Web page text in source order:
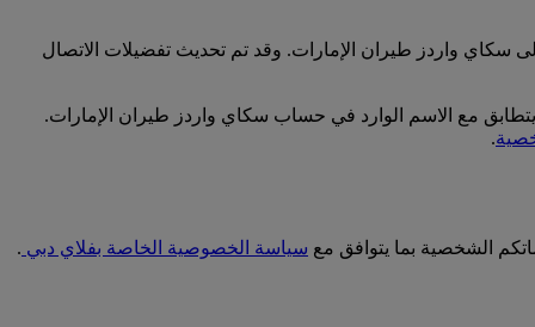
سكاي واردز طيران الإمارات. وقد تم تحديث تفضيلات الاتصال
مع الاسم الوارد في حساب سكاي واردز طيران الإمارات.
.
الشخصية بما يتوافق مع سياسة الخصوصية الخاصة بفلاي دبي .